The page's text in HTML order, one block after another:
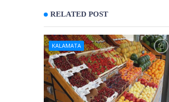
RELATED POST
KALAMATA